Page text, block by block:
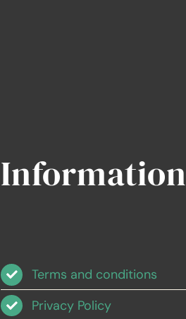
Information
Terms and conditions
Privacy Policy